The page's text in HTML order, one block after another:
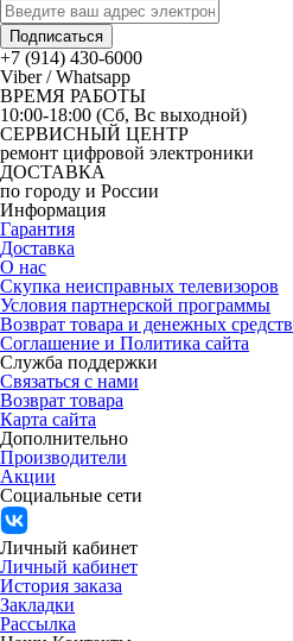
Подписаться
+7 (914) 430-6000
Viber / Whatsapp
ВРЕМЯ РАБОТЫ
10:00-18:00 (Сб, Вс выходной)
СЕРВИСНЫЙ ЦЕНТР
ремонт цифровой электроники
ДОСТАВКА
по городу и России
Информация
Гарантия
Доставка
О нас
Скупка неисправных телевизоров
Условия партнерской программы
Возврат товара и денежных средств
Соглашение и Политика сайта
Служба поддержки
Связаться с нами
Возврат товара
Карта сайта
Дополнительно
Производители
Акции
Социальные сети
Личный кабинет
Личный кабинет
История заказа
Закладки
Рассылка